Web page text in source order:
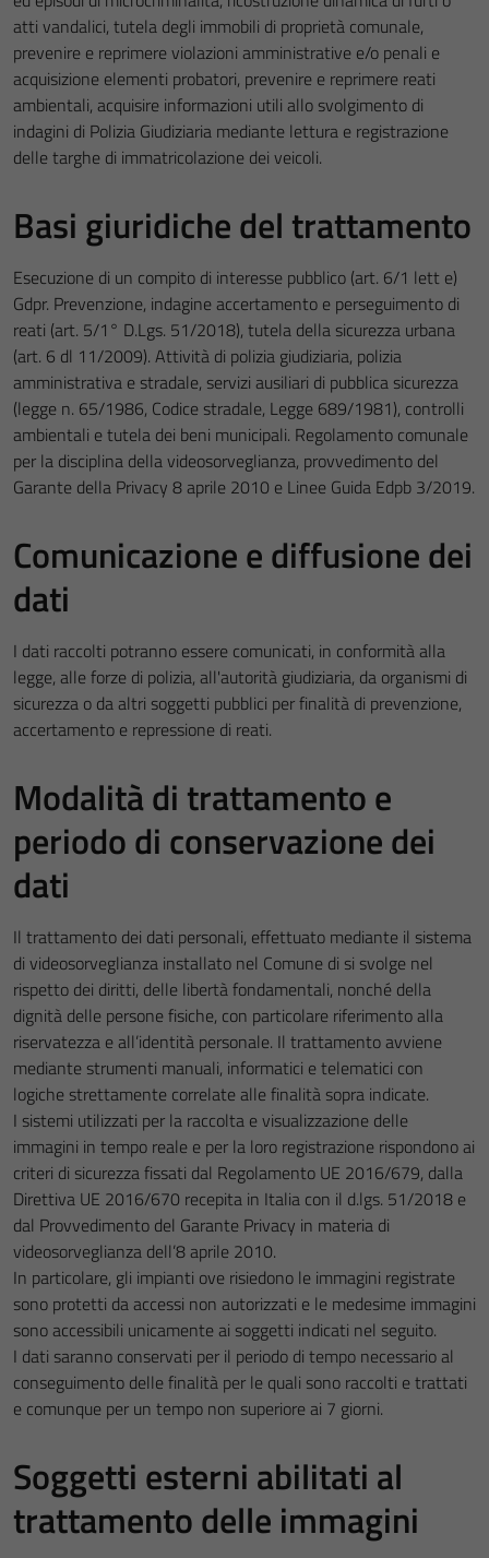
atti vandalici, tutela degli immobili di proprietà comunale,
prevenire e reprimere violazioni amministrative e/o penali e
acquisizione elementi probatori, prevenire e reprimere reati
ambientali, acquisire informazioni utili allo svolgimento di
indagini di Polizia Giudiziaria mediante lettura e registrazione
delle targhe di immatricolazione dei veicoli.
Basi giuridiche del trattamento
Esecuzione di un compito di interesse pubblico (art. 6/1 lett e)
Gdpr. Prevenzione, indagine accertamento e perseguimento di
reati (art. 5/1° D.Lgs. 51/2018), tutela della sicurezza urbana
(art. 6 dl 11/2009). Attività di polizia giudiziaria, polizia
amministrativa e stradale, servizi ausiliari di pubblica sicurezza
(legge n. 65/1986, Codice stradale, Legge 689/1981), controlli
ambientali e tutela dei beni municipali. Regolamento comunale
per la disciplina della videosorveglianza, provvedimento del
Garante della Privacy 8 aprile 2010 e Linee Guida Edpb 3/2019.
Comunicazione e diffusione dei
dati
I dati raccolti potranno essere comunicati, in conformità alla
legge, alle forze di polizia, all'autorità giudiziaria, da organismi di
sicurezza o da altri soggetti pubblici per finalità di prevenzione,
accertamento e repressione di reati.
Modalità di trattamento e
periodo di conservazione dei
dati
Il trattamento dei dati personali, effettuato mediante il sistema
di videosorveglianza installato nel Comune di si svolge nel
rispetto dei diritti, delle libertà fondamentali, nonché della
dignità delle persone fisiche, con particolare riferimento alla
riservatezza e all’identità personale. Il trattamento avviene
mediante strumenti manuali, informatici e telematici con
logiche strettamente correlate alle finalità sopra indicate.
I sistemi utilizzati per la raccolta e visualizzazione delle
immagini in tempo reale e per la loro registrazione rispondono ai
criteri di sicurezza fissati dal Regolamento UE 2016/679, dalla
Direttiva UE 2016/670 recepita in Italia con il d.lgs. 51/2018 e
dal Provvedimento del Garante Privacy in materia di
videosorveglianza dell’8 aprile 2010.
In particolare, gli impianti ove risiedono le immagini registrate
sono protetti da accessi non autorizzati e le medesime immagini
sono accessibili unicamente ai soggetti indicati nel seguito.
I dati saranno conservati per il periodo di tempo necessario al
conseguimento delle finalità per le quali sono raccolti e trattati
e comunque per un tempo non superiore ai 7 giorni.
Soggetti esterni abilitati al
trattamento delle immagini